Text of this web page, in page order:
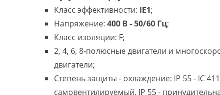
Класс эффективности: IE1;
Напряжение: 400 В - 50/60 Гц;
Класс изоляции: F;
2, 4, 6, 8-полюсные двигатели и
двигатели;
Степень защиты - охлаждение: IP 55 - IC 411
самовентилируемый, IP 55 -